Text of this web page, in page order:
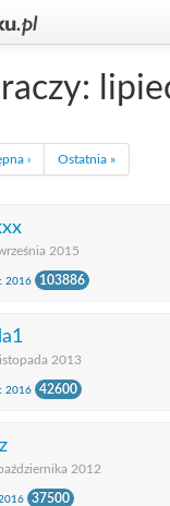
› Ostatnia »
2015
2016 103886
2013
2016 42600
2012
37500